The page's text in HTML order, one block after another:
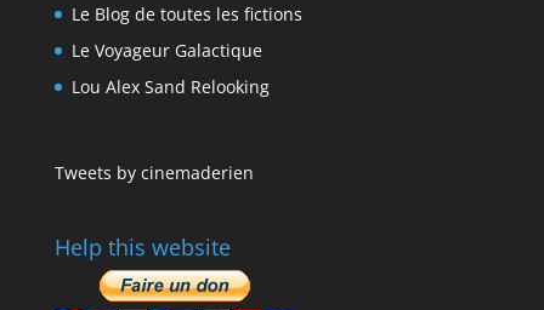
Le Blog de toutes les fictions
Le Voyageur Galactique
Lou Alex Sand Relooking
Tweets by cinemaderien
Help this website